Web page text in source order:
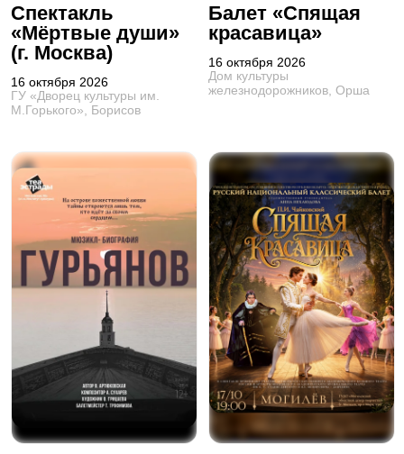
Спектакль
«Мёртвые души»
(г. Москва)
16 октября 2026
ГУ «Дворец культуры им.
М.Горького», Борисов
Балет «Спящая
красавица»
16 октября 2026
Дом культуры
железнодорожников, Орша